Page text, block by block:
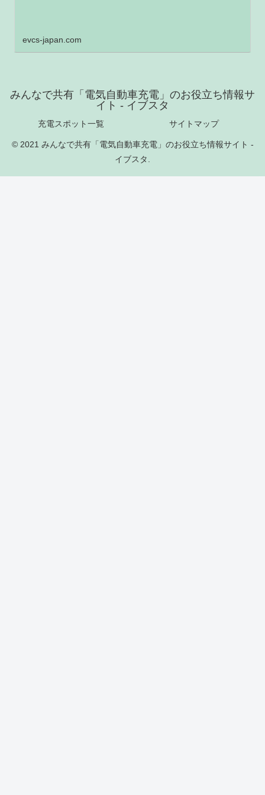
evcs-japan.com
みんなで共有「電気自動車充電」のお役立ち情報サ
イト - イブスタ
充電スポット一覧 サイトマップ
© 2021 みんなで共有「電気自動車充電」のお役立ち情報サイト -
イブスタ.